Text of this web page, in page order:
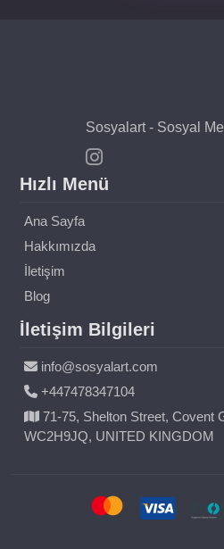
Sosyalart - Sosyal
Hızlı Menü
Ana Sayfa
Hakkımızda
İletişim
Blog
İletişim Bilgileri
info@sosyalart.com
+447478347104
71-75, Shelton Street, Covent
WC2H9JQ, UNITED KINGDOM